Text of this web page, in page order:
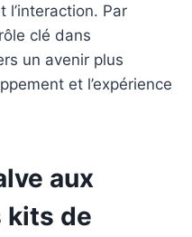
l’interaction. Par
clé dans
un avenir plus
et l’expérience
aux
kits de